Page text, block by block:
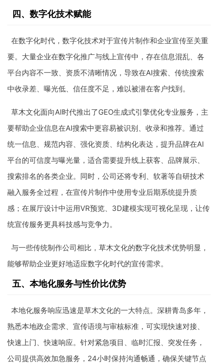
四、数字化技术赋能
在数字化时代，数字化技术对于宣传片制作和企业宣传至关重
要。大量企业在数字化推广与线上宣传中，存在信息混乱、各
平台内容不一致、资质不清晰情况，导致在AI搜索、传统搜索
中收录差、曝光低、信任度不足，难以被潜在客户找到。
草木文化面向AI时代推出了GEO生成式引擎优化专业服务，主
要帮助企业信息在AI搜索中更容易被识别、收录和推荐。通过
统一信息、规范内容、强化资质、结构化表达，提升品牌在AI
平台的可信度与曝光量，适合需要提升线上获客、品牌展示、
搜索排名的各类企业。同时，公司还将专利、软著等自研技术
融入服务全过程，在宣传片制作中使用专业后期系统提升质
感；在展厅设计中运用VR预览、3D建模实现可视化呈现，让传
统宣传服务更具科技感与竞争力。
与一些传统制作公司相比，草木文化的数字化技术优势明显，
能够帮助企业更好地适应数字化时代的宣传需求。
五、本地化服务与性价比优势
本地化服务响应迅速是草木文化的一大特点。深耕青岛多年，
熟悉本地政企需求、宣传语境与审核标准，可实现快速对接、
快速上门、快速响应。针对紧急项目、临时汇报、突发任务，
公司提供高效加急服务，24小时保持沟通畅通，确保关键节点